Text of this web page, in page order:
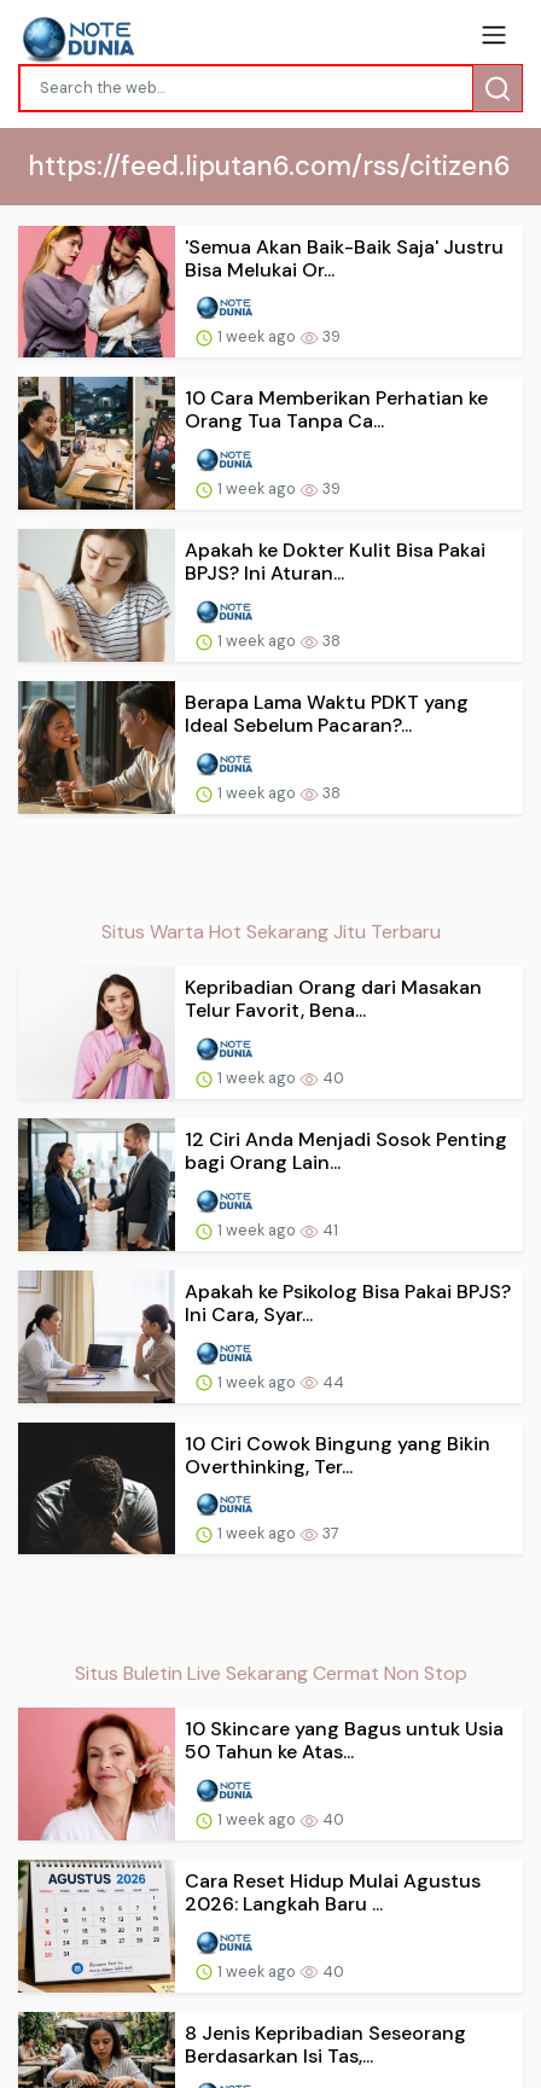
https://feed.liputan6.com/rss/citizen6
'Semua Akan Baik-Baik Saja' Justru
Bisa Melukai Or...
1 week ago 39
10 Cara Memberikan Perhatian ke
Orang Tua Tanpa Ca...
1 week ago 39
Apakah ke Dokter Kulit Bisa Pakai
BPJS? Ini Aturan...
1 week ago 38
Berapa Lama Waktu PDKT yang
Ideal Sebelum Pacaran?...
1 week ago 38
Situs Warta Hot Sekarang Jitu Terbaru
Kepribadian Orang dari Masakan
Telur Favorit, Bena...
1 week ago 40
12 Ciri Anda Menjadi Sosok Penting
bagi Orang Lain...
1 week ago 41
Apakah ke Psikolog Bisa Pakai BPJS?
Ini Cara, Syar...
1 week ago 44
10 Ciri Cowok Bingung yang Bikin
Overthinking, Ter...
1 week ago 37
Situs Buletin Live Sekarang Cermat Non Stop
10 Skincare yang Bagus untuk Usia
50 Tahun ke Atas...
1 week ago 40
Cara Reset Hidup Mulai Agustus
2026: Langkah Baru ...
1 week ago 40
8 Jenis Kepribadian Seseorang
Berdasarkan Isi Tas,...